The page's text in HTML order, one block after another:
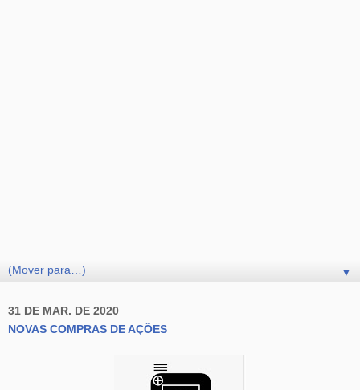
▼
31 DE MAR. DE 2020
NOVAS COMPRAS DE AÇÕES